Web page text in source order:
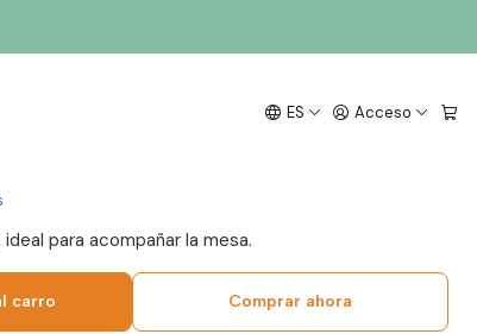
ES Acceso
2023 Vino
para acompañar la mesa.
carro Comprar ahora